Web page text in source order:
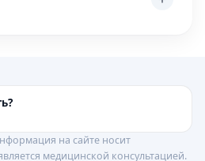
на сайте носит
медицинской консультацией.